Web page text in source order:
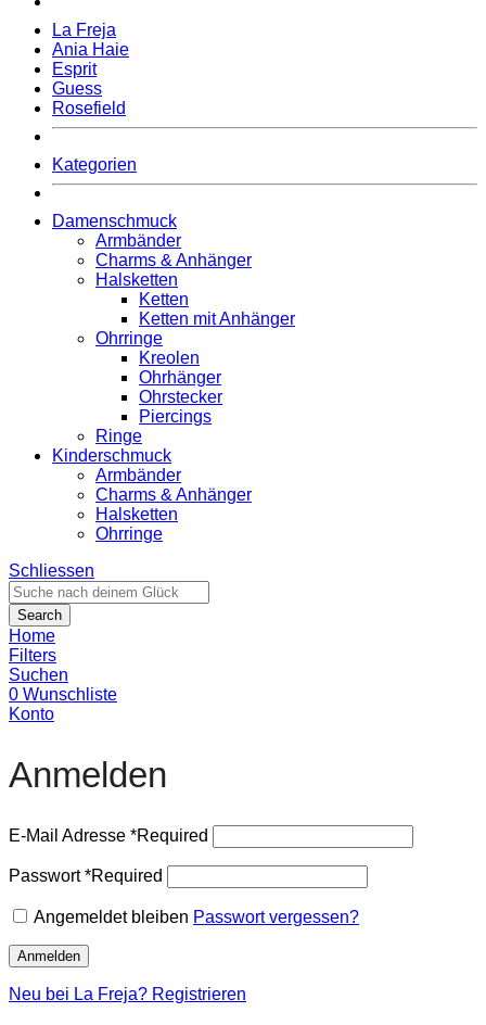
La Freja
Ania Haie
Esprit
Guess
Rosefield
Kategorien
Damenschmuck
Armbänder
Charms & Anhänger
Halsketten
Ketten
Ketten mit Anhänger
Ohrringe
Kreolen
Ohrhänger
Ohrstecker
Piercings
Ringe
Kinderschmuck
Armbänder
Charms & Anhänger
Halsketten
Ohrringe
Schliessen
Search
Home
Filters
Suchen
0 Wunschliste
Konto
Anmelden
E-Mail Adresse *Required
Passwort*Required
Angemeldet bleiben Passwort vergessen?
Anmelden
Neu bei La Freja? Registrieren